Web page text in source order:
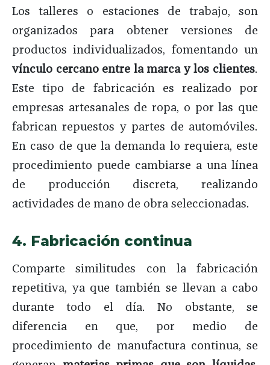
Los talleres o estaciones de trabajo, son
organizados para obtener versiones de
productos individualizados, fomentando un
vínculo cercano entre la marca y los clientes.
Este tipo de fabricación es realizado por
empresas artesanales de ropa, o por las que
fabrican repuestos y partes de automóviles.
En caso de que la demanda lo requiera, este
procedimiento puede cambiarse a una línea
de producción discreta, realizando
actividades de mano de obra seleccionadas.
4. Fabricación continua
Comparte similitudes con la fabricación
repetitiva, ya que también se llevan a cabo
durante todo el día. No obstante, se
diferencia en que, por medio de
procedimiento de manufactura continua, se